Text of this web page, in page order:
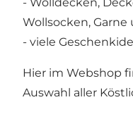
Wollsocken, Garne
- viele
Hier im Webshop
Auswahl aller